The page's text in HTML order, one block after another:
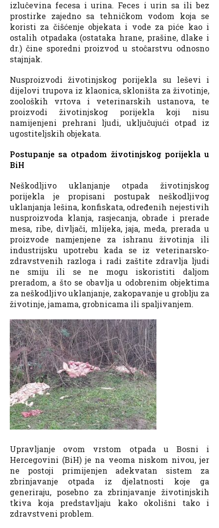
izluĉevina fecesa i urina. Feces i urin sa ili bez
prostirke zajedno sa tehničkom vodom koja se
koristi za čišćenje objekata i vode za piće kao i
ostalih otpadaka (ostataka hrane, prašine, dlake i
dr.) čine sporedni proizvod u stoĉarstvu odnosno
stajnjak.
Nusproizvodi životinjskog porijekla su leševi i
dijelovi trupova iz klaonica, skloništa za životinje,
zooloških vrtova i veterinarskih ustanova, te
proizvodi životinjskog porijekla koji nisu
namijenjeni prehrani ljudi, uključujući otpad iz
ugostiteljskih objekata.
Postupanje sa otpadom životinjskog porijekla u
BiH
Neškodljivo uklanjanje otpada životinjskog
porijekla je propisani postupak neškodljivog
uklanjanja lešina, konfiskata, određenih nejestivih
nusproizvoda klanja, rasjecanja, obrade i prerade
mesa, ribe, divljači, mlijeka, jaja, meda, prerada u
proizvode namjenjene za ishranu životinja ili
industrijsku upotrebu kada se iz veterinarsko-
zdravstvenih razloga i radi zaštite zdravlja ljudi
ne smiju ili se ne mogu iskoristiti daljom
preradom, a što se obavlja u odobrenim objektima
za neškodljivo uklanjanje, zakopavanje u groblju za
životinje, jamama, grobnicama ili spaljivanjem.
Upravljanje ovom vrstom otpada u Bosni i
Hercegovini (BiH) je na veoma niskom nivou, jer
ne postoji primijenjen adekvatan sistem za
zbrinjavanje otpada iz djelatnosti koje ga
generiraju, posebno za zbrinjavanje životinjskih
tkiva koja predstavljaju kako okolišni tako i
zdravstveni problem.